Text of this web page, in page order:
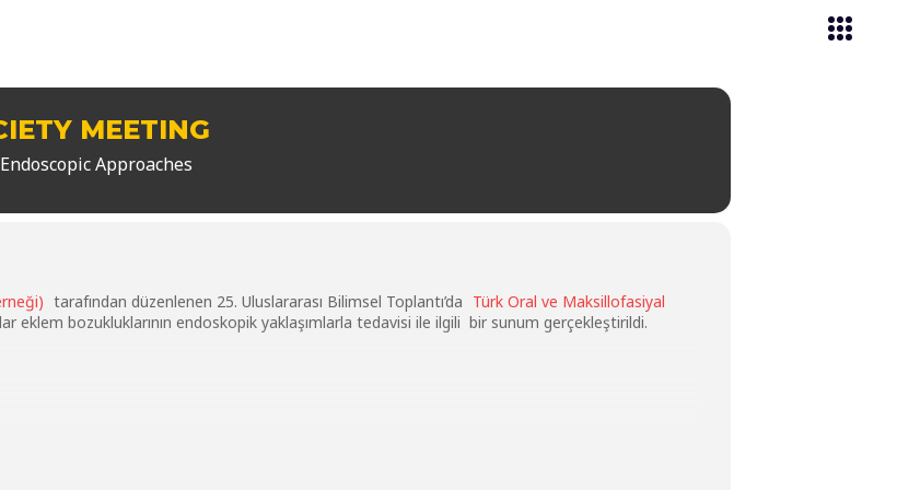
MEETING
Approaches
tarafından düzenlenen 25. Uluslararası Bilimsel Toplantı’da Türk Oral ve Maksillofasiyal
eklem bozukluklarının endoskopik yaklaşımlarla tedavisi ile ilgili bir sunum gerçekleştirildi.